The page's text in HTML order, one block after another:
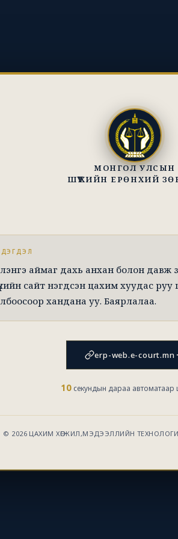
МОНГОЛ УЛСЫН
ШҮҮХИЙН ЕРӨНХИЙ
аймаг дахь анхан болон давж
сайт нэгдсэн цахим хуудас
хандана уу. Баярлалаа.
erp-web.e-court.mn
10секундын дараа
© 2026 ЦАХИМ ХӨГЖИЛ,МЭДЭЭЛЛИЙН